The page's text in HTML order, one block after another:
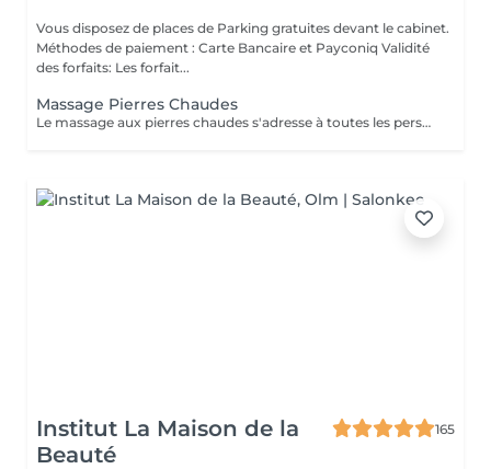
Vous disposez de places de Parking gratuites devant le cabinet.
Méthodes de paiement : Carte Bancaire et Payconiq Validité
des forfaits: Les forfait...
Massage Pierres Chaudes
Le massage aux pierres chaudes s'adresse à toutes les personnes souhaitant décompresser et lâcher prise. En plus de vous apporter une sensation de bien-être, le massage aux pierres chaudes vous procure les vertus thérapeutiques suivantes: - Génère un sentiment de bien-être et d'apaisement qui se prolonge après la séance - Relaxe les muscles en profondeur - Favorise l'oxygénation des tissus - Lutte contre le stress et la fatigue - Améliore la circulation sanguine - Augmente le métabolisme cellulaire - Stimule les fonctions lymphatiques (élimination des toxines)
Institut La Maison de la
Beauté
165